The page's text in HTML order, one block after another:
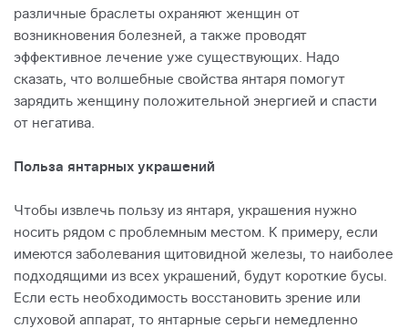
различные браслеты охраняют женщин от
возникновения болезней, а также проводят
эффективное лечение уже существующих. Надо
сказать, что волшебные свойства янтаря помогут
зарядить женщину положительной энергией и спасти
от негатива.
Польза янтарных украшений
Чтобы извлечь пользу из янтаря, украшения нужно
носить рядом с проблемным местом. К примеру, если
имеются заболевания щитовидной железы, то наиболее
подходящими из всех украшений, будут короткие бусы.
Если есть необходимость восстановить зрение или
слуховой аппарат, то янтарные серьги немедленно